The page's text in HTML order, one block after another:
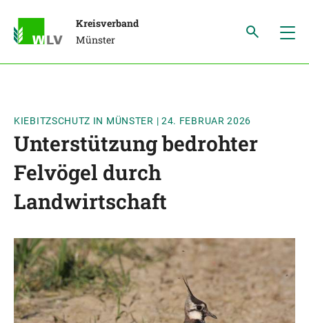
Kreisverband
Münster
KIEBITZSCHUTZ IN MÜNSTER | 24. FEBRUAR 2026
Unterstützung bedrohter
Felvögel durch
Landwirtschaft